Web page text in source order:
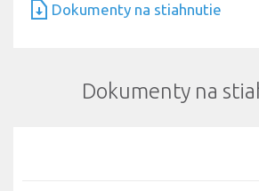
Dokumenty na stiahnutie
Dokumenty na